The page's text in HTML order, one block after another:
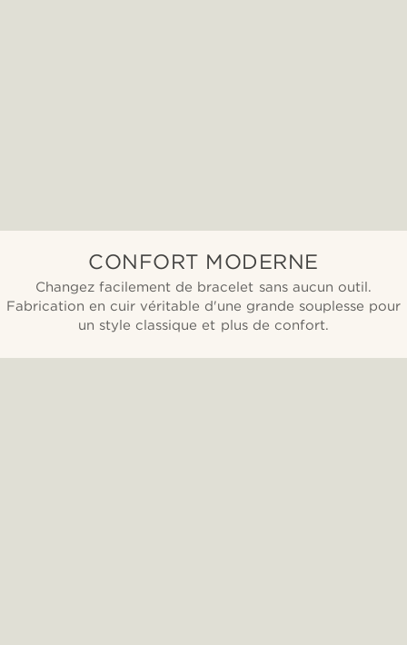
CONFORT MODERNE
Changez facilement de bracelet sans aucun outil.
Fabrication en cuir véritable d'une grande souplesse pour
un style classique et plus de confort.